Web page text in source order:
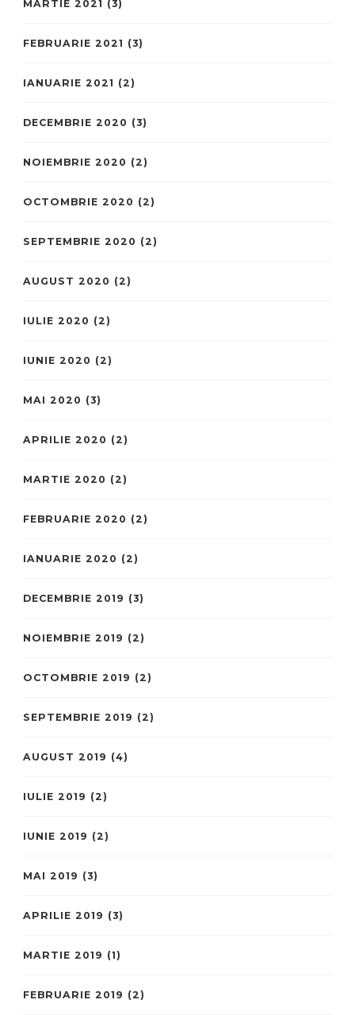
MARTIE 2021 (3)
FEBRUARIE 2021 (3)
IANUARIE 2021 (2)
DECEMBRIE 2020 (3)
NOIEMBRIE 2020 (2)
OCTOMBRIE 2020 (2)
SEPTEMBRIE 2020 (2)
AUGUST 2020 (2)
IULIE 2020 (2)
IUNIE 2020 (2)
MAI 2020 (3)
APRILIE 2020 (2)
MARTIE 2020 (2)
FEBRUARIE 2020 (2)
IANUARIE 2020 (2)
DECEMBRIE 2019 (3)
NOIEMBRIE 2019 (2)
OCTOMBRIE 2019 (2)
SEPTEMBRIE 2019 (2)
AUGUST 2019 (4)
IULIE 2019 (2)
IUNIE 2019 (2)
MAI 2019 (3)
APRILIE 2019 (3)
MARTIE 2019 (1)
FEBRUARIE 2019 (2)